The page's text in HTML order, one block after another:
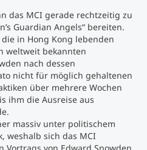
das MCI gerade rechtzeitig zu
Guardian Angels“ bereiten.
in Hong Kong lebenden
weltweit bekannten
nach dessen
nicht für möglich gehaltenen
über mehrere Wochen
ihm die Ausreise aus
massiv unter politischem
weshalb sich das MCI